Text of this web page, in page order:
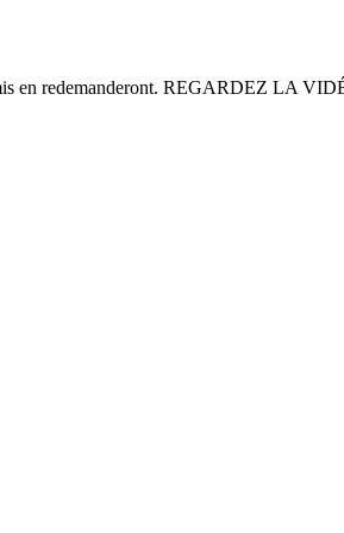
en redemanderont. REGARDEZ LA